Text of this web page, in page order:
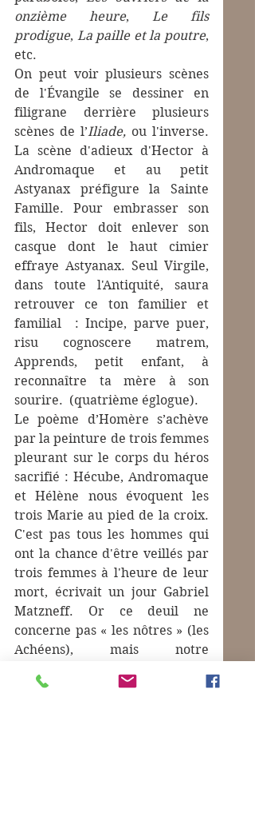
onzième heure, Le fils
prodigue, La paille et la poutre,
etc.
On peut voir plusieurs scènes
de l'Évangile se dessiner en
filigrane derrière plusieurs
scènes de l’Iliade, ou l'inverse.
La scène d'adieux d'Hector à
Andromaque et au petit
Astyanax préfigure la Sainte
Famille. Pour embrasser son
fils, Hector doit enlever son
casque dont le haut cimier
effraye Astyanax. Seul Virgile,
dans toute l'Antiquité, saura
retrouver ce ton familier et
familial  : Incipe, parve puer,
risu cognoscere matrem,
Apprends, petit enfant, à
reconnaître ta mère à son
sourire.  (quatrième églogue).
Le poème d’Homère s’achève
par la peinture de trois femmes
pleurant sur le corps du héros
sacrifié : Hécube, Andromaque
et Hélène nous évoquent les
trois Marie au pied de la croix.
C'est pas tous les hommes qui
ont la chance d'être veillés par
trois femmes à l'heure de leur
mort, écrivait un jour Gabriel
Matzneff. Or ce deuil ne
concerne pas « les nôtres » (les
Achéens), mais notre
se souviendra de la leçon